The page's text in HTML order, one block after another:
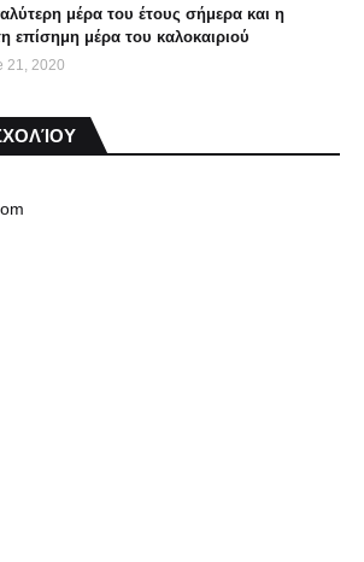
μέρα του έτους σήμερα και η
επίσημη μέρα του καλοκαιριού
21, 2020